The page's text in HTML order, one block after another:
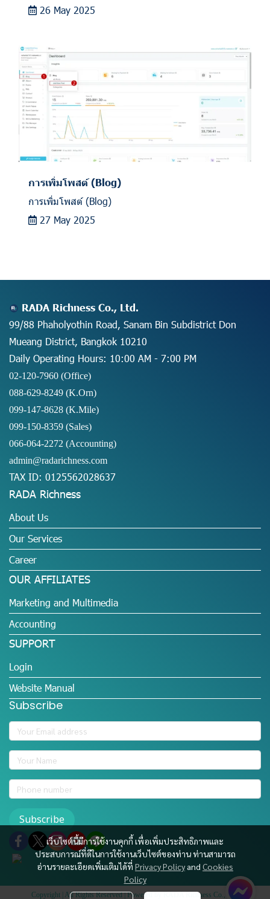
26 May 2025
การเพิ่มโพสต์ (Blog)
การเพิ่มโพสต์ (Blog)
27 May 2025
เว็บไซต์นี้มีการใช้งานคุกกี้ เพื่อเพิ่มประสิทธิภาพและ
ประสบการณ์ที่ดีในการใช้งานเว็บไซต์ของท่าน ท่านสามารถ
อ่านรายละเอียดเพิ่มเติมได้ที่ Privacy Policy and Cookies
Policy
RADA Richness Co., Ltd.
99/88 Phaholyothin Road, Sanam Bin Subdistrict Don
Mueang District, Bangkok 10210
Daily Operating Hours: 10:00 AM - 7:00 PM
02-120-7960 (Office)
088-629-8249 (K.Orn)
099-147-8628 (K.Mile)
099-150-8359 (Sales)
066-064-2272 (Accounting)
admin@radarichness.com
TAX ID: 0125562028637
RADA Richness
About Us
Our Services
Career
OUR AFFILIATES
Marketing and Multimedia
Accounting
SUPPORT
Login
Website Manual
Subscribe
Subscribe
Copyright | All Rights Reserved | Powered by RADA Richness Co., Ltd.